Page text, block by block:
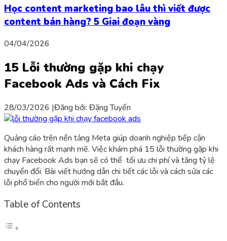
Học content marketing bao lâu thì viết được
content bán hàng? 5 Giai đoạn vàng
04/04/2026
15 Lỗi thường gặp khi chạy
Facebook Ads và Cách Fix
28/03/2026 |Đăng bởi: Đặng Tuyến
Quảng cáo trên nền tảng Meta giúp doanh nghiệp tiếp cận
khách hàng rất mạnh mẽ. Việc khám phá 15 lỗi thường gặp khi
chạy Facebook Ads bạn sẽ có thể tối ưu chi phí và tăng tỷ lệ
chuyển đổi. Bài viết hướng dẫn chi tiết các lỗi và cách sửa các
lỗi phổ biến cho người mới bắt đầu.
Table of Contents